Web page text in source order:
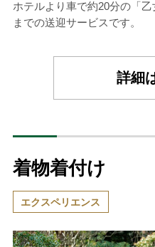
ホテルより車で約20分の「乙
までの送迎サービスです。
詳細
着物着付け
エクスペリエンス